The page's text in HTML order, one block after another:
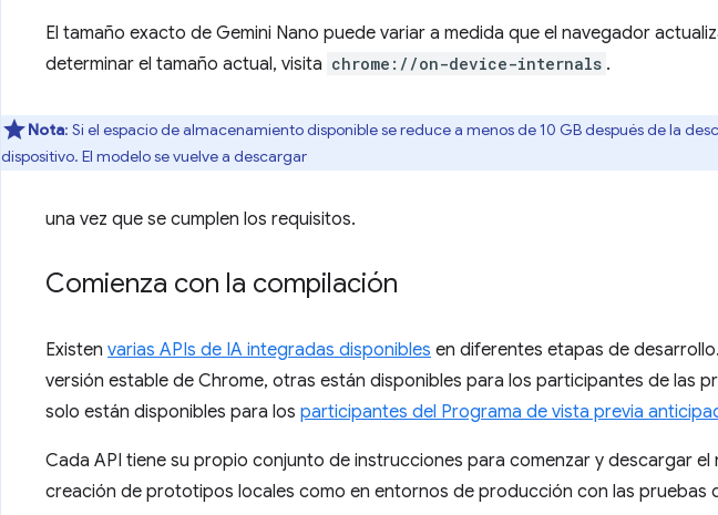
El tamaño exacto de Gemini Nano puede variar a medida que el navegador
determinar el tamaño actual, visita chrome://on-device-internals .
Nota: Si el espacio de almacenamiento disponible se reduce a menos de 10 GB después de la
dispositivo. El modelo se vuelve a descargar
una vez que se cumplen los requisitos.
Comienza con la compilación
Existen varias APIs de IA integradas disponibles en diferentes etapas de
versión estable de Chrome, otras están disponibles para los participantes de las
solo están disponibles para los participantes del Programa de vista previa
Cada API tiene su propio conjunto de instrucciones para comenzar y descargar el
creación de prototipos locales como en entornos de producción con las pruebas